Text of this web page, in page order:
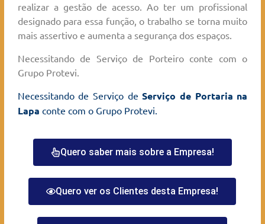
realizar a gestão de acesso. Ao ter um profissional
designado para essa função, o trabalho se torna muito
mais assertivo e aumenta a segurança dos espaços.
Necessitando de Serviço de Porteiro conte com o
Grupo Protevi.
Necessitando de Serviço deServiço de Portaria na
Lapa conte com o Grupo Protevi.
Quero saber mais sobre a Empresa!
Quero ver os Clientes desta Empresa!